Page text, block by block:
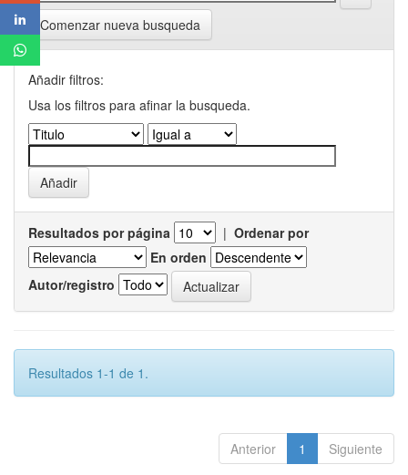
Comenzar nueva busqueda
Añadir filtros:
Usa los filtros para afinar la busqueda.
Resultados por página | Ordenar por
En orden
Autor/registro
Resultados 1-1 de 1.
Anterior 1 Siguiente